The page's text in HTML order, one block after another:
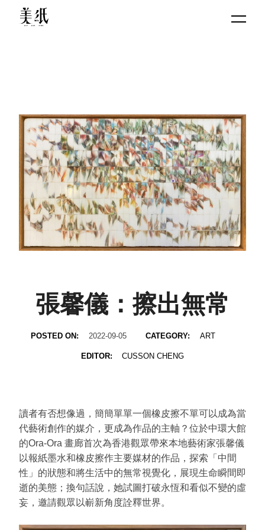
張馨儀：擦出無常
POSTED ON: 2022-09-05 CATEGORY: ART
EDITOR: CUSSON CHENG
讀者有否想像過，簡簡單單一個橡皮擦不單可以成為當
代藝術創作的媒介，更成為作品的主軸？位於中環大館
的Ora-Ora 畫廊首次為香港觀眾帶來本地藝術家張馨儀
以報紙墨水和橡皮擦作主要媒材的作品，探索「中間
性」的狀態和將生活中的無常視覺化，展現生命瞬間即
逝的美態；換句話說，她試圖打破永恆和看似不變的虛
妄，邀請觀眾以嶄新角度詮釋世界。